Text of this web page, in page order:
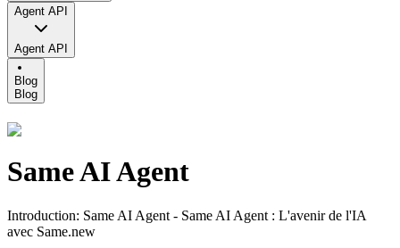
Agent API
Agent API
Blog
Blog
Same AI Agent
Introduction: Same AI Agent - Same AI Agent : L'avenir de l'IA
avec Same.new